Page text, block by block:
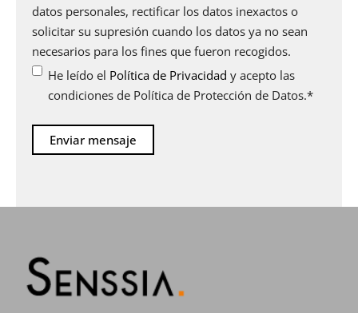
datos personales, rectificar los datos inexactos o
solicitar su supresión cuando los datos ya no sean
necesarios para los fines que fueron recogidos.
He leído el Política de Privacidad y acepto las
condiciones de Política de Protección de Datos.*